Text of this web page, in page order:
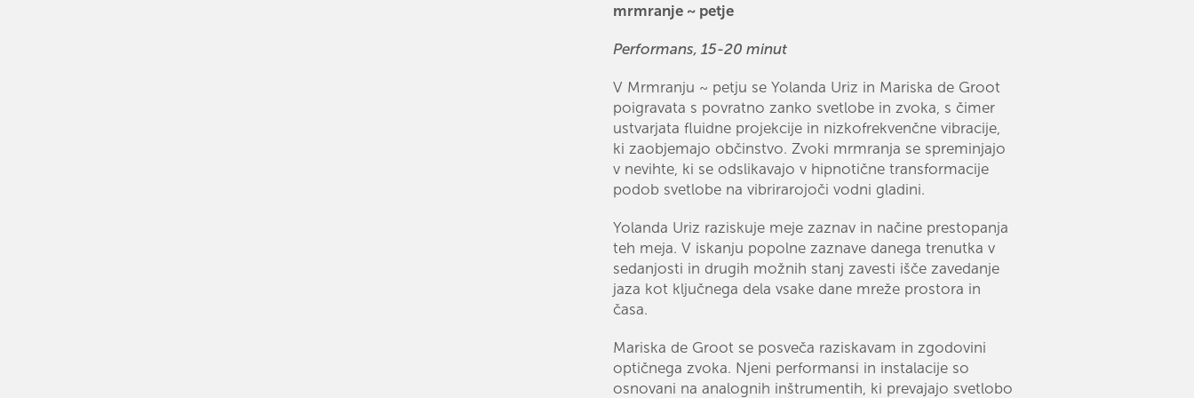
mrmranje ~ petje
Performans, 15-20 minut
V Mrmranju ~ petju se Yolanda Uriz in Mariska de Groot
poigravata s povratno zanko svetlobe in zvoka, s čimer
ustvarjata fluidne projekcije in nizkofrekvenčne vibracije,
ki zaobjemajo občinstvo. Zvoki mrmranja se spreminjajo
v nevihte, ki se odslikavajo v hipnotične transformacije
podob svetlobe na vibrirarojoči vodni gladini.
Yolanda Uriz raziskuje meje zaznav in načine prestopanja
teh meja. V iskanju popolne zaznave danega trenutka v
sedanjosti in drugih možnih stanj zavesti išče zavedanje
jaza kot ključnega dela vsake dane mreže prostora in
časa.
Mariska de Groot se posveča raziskavam in zgodovini
optičnega zvoka. Njeni performansi in instalacije so
osnovani na analognih inštrumentih, ki prevajajo svetlobo